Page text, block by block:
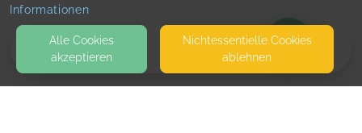
Informationen
Alle Cookies
akzeptieren
Nicht­essentielle Cookies
ablehnen